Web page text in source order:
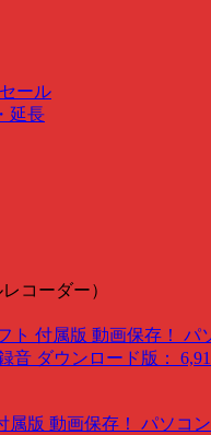
ール
延長
コーダー）
ト 付属版 動画保存！ パ
音 ダウンロード版：
属版 動画保存！ パソコ